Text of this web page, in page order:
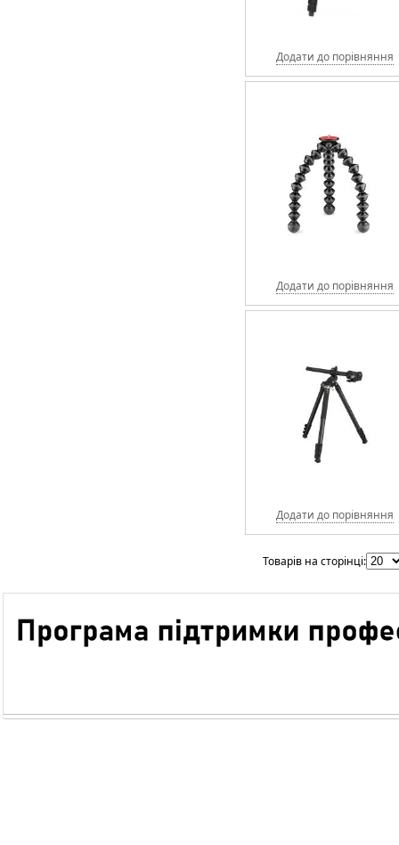
Додати до порівняння
Додати до порівняння
Додати до порівняння
Товарів на сторінці: